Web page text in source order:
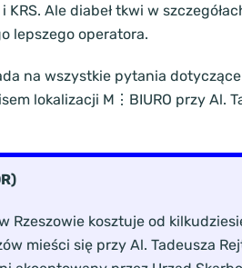
KRS. Ale diabeł tkwi w
lepszego operatora.
na wszystkie pytania dotyczące
lokalizacji M⋮BIURO przy Al.
Rzeszowie kosztuje od
mieści się przy Al. Tadeusza